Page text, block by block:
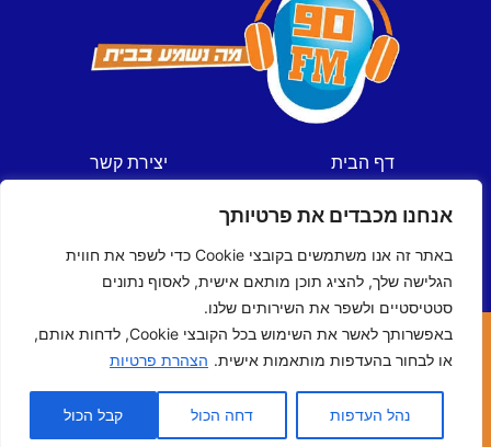
אנחנו מכבדים את פרטיותך
באתר זה אנו משתמשים בקובצי Cookie כדי לשפר את חווית
הגלישה שלך, להציג תוכן מותאם אישית, לאסוף נתונים
סטטיסטיים ולשפר את השירותים שלנו.
באפשרותך לאשר את השימוש בכל הקובצי Cookie, לדחות אותם,
או לבחור בהעדפות מותאמות אישית. הצהרת פרטיות
נהל העדפות דחה הכול קבל הכול
דף הבית
ספורט
תכניות
לוח שידורים
יצירת קשר
הצהרת נגישות
כל הזכויות שמורות © ל- 90FM
האתר נבנה ע"י מומחי האינטרנט של ישראל